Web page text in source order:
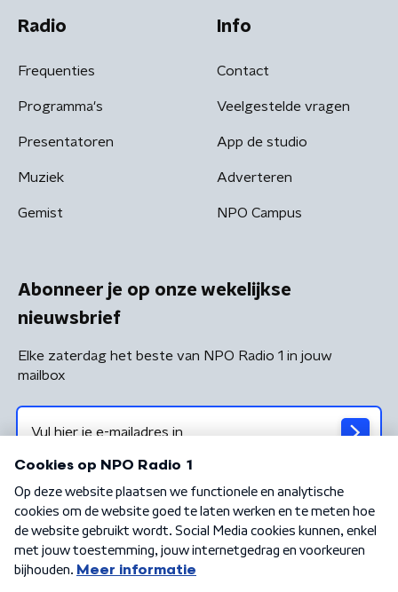
Radio
Frequenties
Programma's
Presentatoren
Muziek
Gemist
Info
Contact
Veelgestelde vragen
App de studio
Adverteren
NPO Campus
Abonneer je op onze wekelijkse
nieuwsbrief
Elke zaterdag het beste van NPO Radio 1 in jouw
mailbox
Algemene voorwaarden